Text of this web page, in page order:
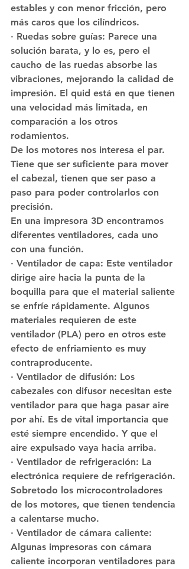
estables y con menor fricción, pero
más caros que los cilíndricos.
· Ruedas sobre guías: Parece una
solución barata, y lo es, pero el
caucho de las ruedas absorbe las
vibraciones, mejorando la calidad de
impresión. El quid está en que tienen
una velocidad más limitada, en
comparación a los otros
rodamientos.
De los motores nos interesa el par.
Tiene que ser suficiente para mover
el cabezal, tienen que ser paso a
paso para poder controlarlos con
precisión.
En una impresora 3D encontramos
diferentes ventiladores, cada uno
con una función.
· Ventilador de capa: Este ventilador
dirige aire hacia la punta de la
boquilla para que el material saliente
se enfríe rápidamente. Algunos
materiales requieren de este
ventilador (PLA) pero en otros este
efecto de enfriamiento es muy
contraproducente.
· Ventilador de difusión: Los
cabezales con difusor necesitan este
ventilador para que haga pasar aire
por ahí. Es de vital importancia que
esté siempre encendido. Y que el
aire expulsado vaya hacia arriba.
· Ventilador de refrigeración: La
electrónica requiere de refrigeración.
Sobretodo los microcontroladores
de los motores, que tienen tendencia
a calentarse mucho.
· Ventilador de cámara caliente:
Algunas impresoras con cámara
caliente incorporan ventiladores para